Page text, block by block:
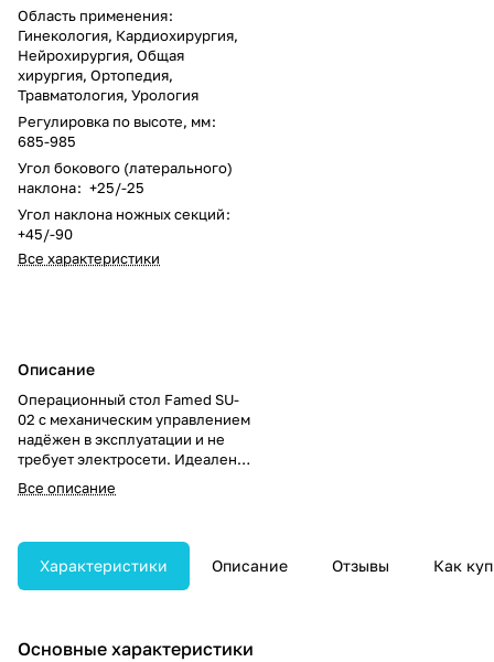
Область применения:
Гинекология, Кардиохирургия,
Нейрохирургия, Общая
хирургия, Ортопедия,
Травматология, Урология
Регулировка по высоте, мм:
685-985
Угол бокового (латерального)
наклона: +25/-25
Угол наклона ножных секций:
+45/-90
Все характеристики
Описание
Операционный стол Famed SU-
02 с механическим управлением
надёжен в эксплуатации и не
требует электросети. Идеален
для полевых условий,
небольших клиник и военных
Все описание
Характеристики Описание Отзывы Как
Основные характеристики